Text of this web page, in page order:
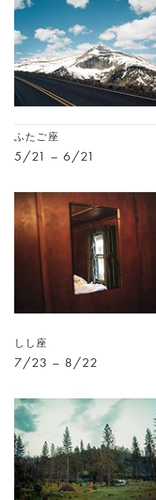
ふたご座
5/21 – 6/21
しし座
7/23 – 8/22